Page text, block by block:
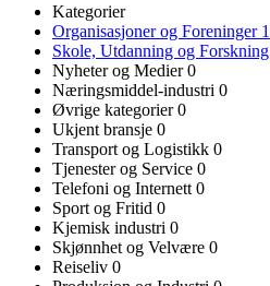
Kategorier
Organisasjoner og Foreninger 1
Skole, Utdanning og Forskning
Nyheter og Medier0
Næringsmiddel-industri 0
Øvrige kategorier0
Ukjent bransje 0
Transport og Logistikk 0
Tjenester og Service 0
Telefoni og Internett 0
Sport og Fritid 0
Kjemisk industri 0
Skjønnhet og Velvære 0
Reiseliv 0